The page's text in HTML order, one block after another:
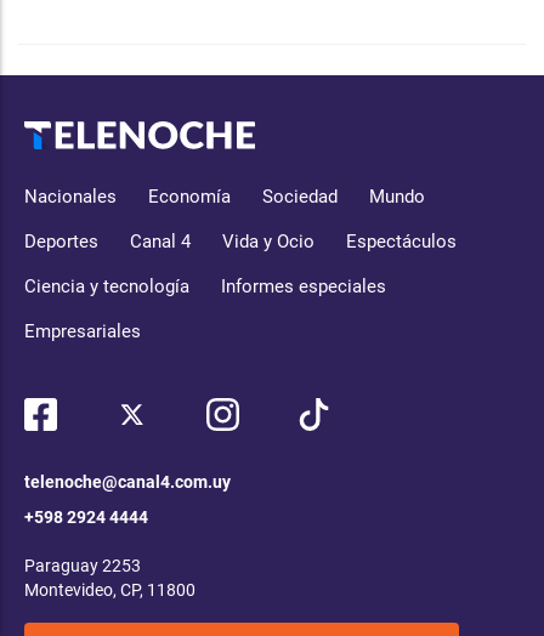
Nacionales Economía Sociedad Mundo
Deportes Canal 4 Vida y Ocio Espectáculos
Ciencia y tecnología Informes especiales
Empresariales
telenoche@canal4.com.uy
+598 2924 4444
Paraguay 2253
Montevideo, CP, 11800